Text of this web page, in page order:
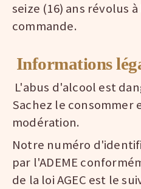
seize (16) ans révolus
commande.
Informations
L'abus d'alcool est
Sachez le consommer
modération.
Notre numéro
par l'ADEME
de la loi AGEC est le